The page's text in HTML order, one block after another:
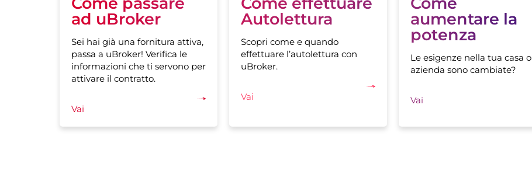
ad uBroker
Sei hai già una fornitura attiva,
passa a uBroker! Verifica le
informazioni che ti servono per
attivare il contratto.
Vai
Autolettura
Scopri come e quando
effettuare l’autolettura con
uBroker.
Vai
aumentare la
potenza
Le esigenze nella tua casa o
azienda sono cambiate?
Vai